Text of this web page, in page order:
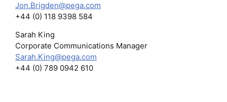
Jon.Brigden@pega.com
+44 (0) 118 9398 584
Sarah King
Corporate Communications Manager
Sarah.King@pega.com
+44 (0) 789 0942 610